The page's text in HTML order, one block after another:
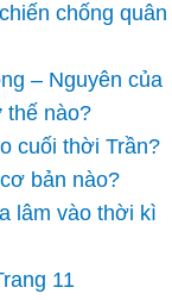
chống quân
– Nguyên của
thế nào?
cuối thời Trần?
bản nào?
lâm vào thời kì
11